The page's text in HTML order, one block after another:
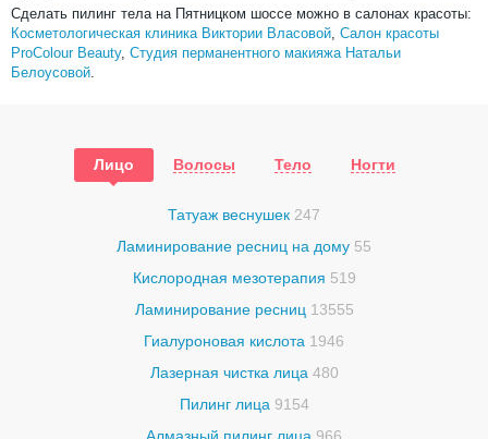
Сделать пилинг тела на Пятницком шоссе можно в салонах красоты:
Косметологическая клиника Виктории Власовой, Салон красоты
ProColour Beauty, Студия перманентного макияжа Натальи
Белоусовой.
Лицо Волосы Тело Ногти
Татуаж веснушек 247
Ламинирование ресниц на дому 55
Кислородная мезотерапия 519
Ламинирование ресниц 13555
Гиалуроновая кислота 1946
Лазерная чистка лица 480
Пилинг лица 9154